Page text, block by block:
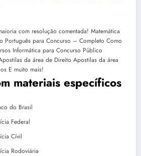
com resolução comentada! Matemática
Português para Concurso – Completo Como
Informática para Concurso Público
da área de Direito Apostilas da área
E muito mais!
materiais específicos
do Brasil
Federal
Cívil
Rodoviária